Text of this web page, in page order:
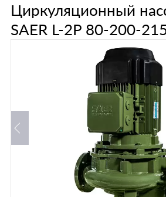
Циркуляционный
SAER L-2P 80-200-